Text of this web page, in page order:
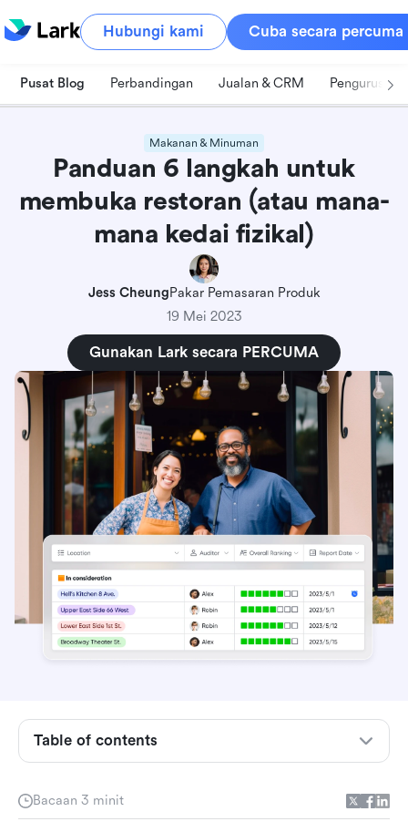
Hubungi kami Cuba secara percuma
Pusat Blog Perbandingan Jualan & CRM Pengurusan
Makanan & Minuman
Panduan 6 langkah untuk
membuka restoran (atau mana-
mana kedai fizikal)
Jess CheungPakar Pemasaran Produk
19 Mei 2023
Gunakan Lark secara PERCUMA
Bacaan 3 minit
Table of contents
Buka senarai semak restoran: Ikuti langkah-
langkah ini
Menandatangani dan mengatur kontrak dengan